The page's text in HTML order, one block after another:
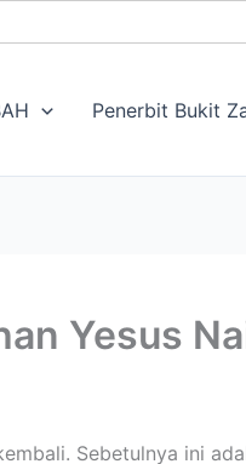
Penerbit Bukit
Yesus
Sebetulnya ini